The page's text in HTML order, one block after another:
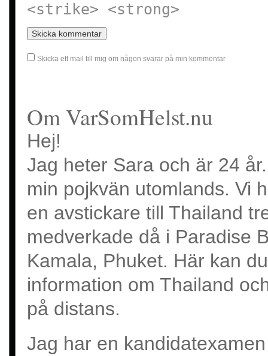
<strike> <strong>
Skicka ett mail till mig om någon svarar på min kommentar
Om VarSomHelst.nu
Hej!
Jag heter Sara och är 24
min pojkvän utomlands. Vi
en avstickare till Thailand
medverkade då i Paradise
Kamala, Phuket. Här kan
information om Thailand
på distans.
Jag har en